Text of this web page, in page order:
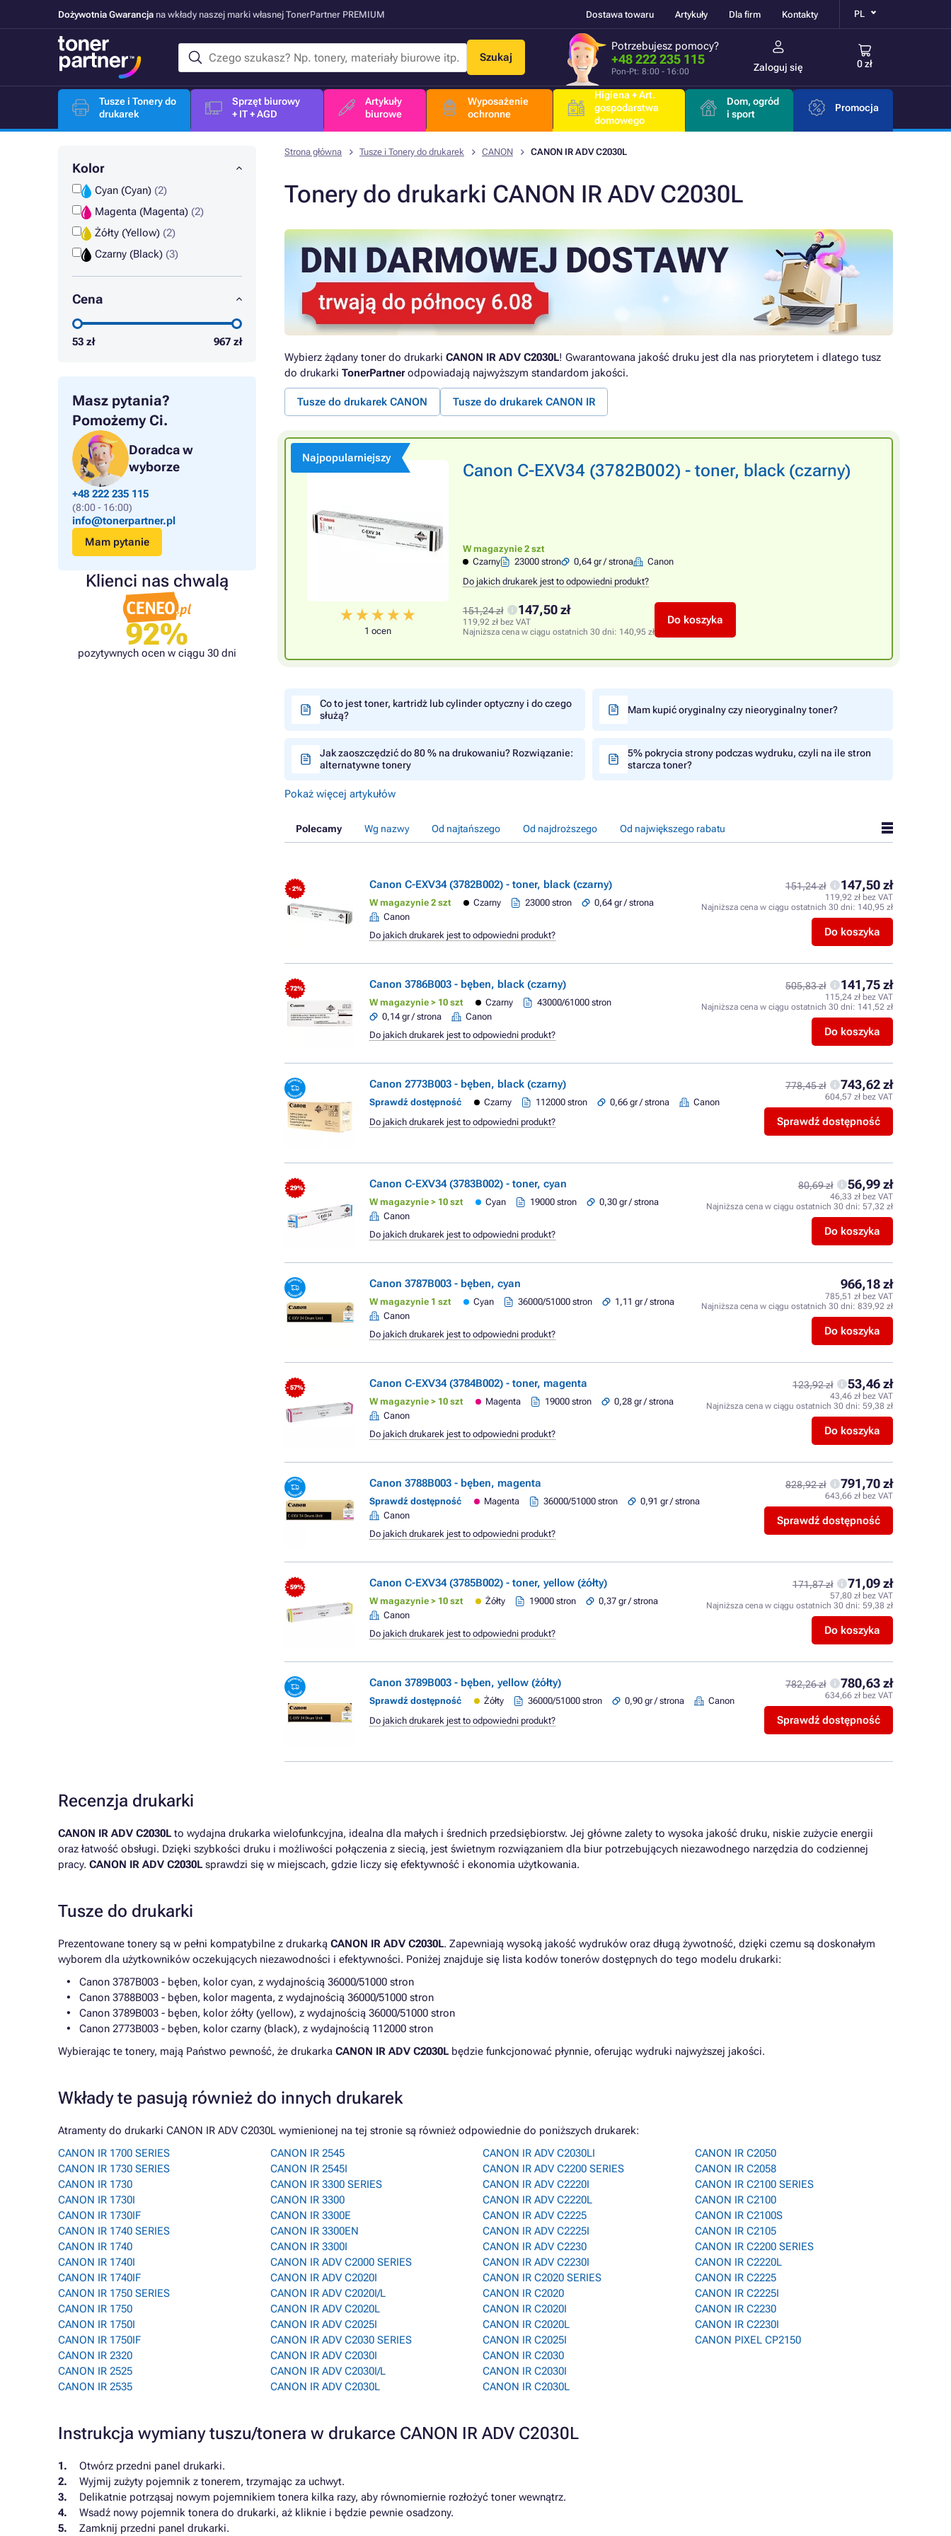
Dożywotnia Gwarancja na wkłady naszej marki własnej TonerPartner PREMIUM Dostawa towaru Artykuły Dla firm Kontakty PL
Szukaj
Potrzebujesz pomocy?
+48 222 235 115
Pon-Pt: 8:00 - 16:00 Zaloguj się 0 zł
Tusze i Tonery do
drukarek
Sprzęt biurowy
+ IT + AGD
Artykuły
biurowe
Wyposażenie
ochronne
Higiena + Art.
gospodarstwa
domowego
Dom, ogród
i sport
Promocja
Kolor
Cyan (Cyan) (2)
Magenta (Magenta) (2)
Żółty (Yellow) (2)
Czarny (Black) (3)
Cena
53 zł 967 zł
Masz pytania?
Pomożemy Ci.
Doradca w
wyborze
+48 222 235 115
(8:00 - 16:00)
info@tonerpartner.pl
Mam pytanie
Klienci nas chwalą
92%
pozytywnych ocen w ciągu 30 dni
Strona główna Tusze i Tonery do drukarek CANON CANON IR ADV C2030L
Tonery do drukarki CANON IR ADV C2030L
Wybierz żądany toner do drukarki CANON IR ADV C2030L! Gwarantowana jakość druku jest dla nas priorytetem i dlatego tusz
do drukarki TonerPartnerodpowiadają najwyższym standardom jakości.
Tusze do drukarek CANON Tusze do drukarek CANON IR
Najpopularniejszy
1 ocen
Canon C-EXV34 (3782B002) - toner, black (czarny)
W magazynie 2 szt
Czarny
23000 stron 0,64 gr / strona
Canon
Do jakich drukarek jest to odpowiedni produkt?
151,24 zł 147,50 zł
119,92 zł bez VAT
Najniższa cena w ciągu ostatnich 30 dni: 140,95 zł
Do koszyka
Co to jest toner, kartridż lub cylinder optyczny i do czego
służą?
Mam kupić oryginalny czy nieoryginalny toner?
Jak zaoszczędzić do 80 % na drukowaniu? Rozwiązanie:
alternatywne tonery
5% pokrycia strony podczas wydruku, czyli na ile stron
starcza toner?
Pokaż więcej artykułów
Polecamy Wg nazwy Od najtańszego Od najdroższego Od największego rabatu
- 2% Canon C-EXV34 (3782B002) - toner, black (czarny)
W magazynie 2 szt Czarny 23000 stron
0,64 gr / strona
Canon
151,24 zł 147,50 zł
119,92 zł bez VAT
Najniższa cena w ciągu ostatnich 30 dni: 140,95 zł
Do koszyka
Do jakich drukarek jest to odpowiedni produkt?
- 72% Canon 3786B003 - bęben, black (czarny)
W magazynie > 10 szt Czarny
43000/61000 stron
0,14 gr / strona
Canon
505,83 zł 141,75 zł
115,24 zł bez VAT
Najniższa cena w ciągu ostatnich 30 dni: 141,52 zł
Do koszyka
Do jakich drukarek jest to odpowiedni produkt?
Canon 2773B003 - bęben, black (czarny)
Sprawdź dostępność Czarny 112000 stron 0,66 gr / strona Canon
778,45 zł 743,62 zł
604,57 zł bez VAT
Sprawdź dostępność
Do jakich drukarek jest to odpowiedni produkt?
- 29% Canon C-EXV34 (3783B002) - toner, cyan
W magazynie > 10 szt Cyan 19000 stron
0,30 gr / strona
Canon
80,69 zł 56,99 zł
46,33 zł bez VAT
Najniższa cena w ciągu ostatnich 30 dni: 57,32 zł
Do koszyka
Do jakich drukarek jest to odpowiedni produkt?
Canon 3787B003 - bęben, cyan
W magazynie 1 szt Cyan 36000/51000 stron
1,11 gr / strona
Canon
966,18 zł
785,51 zł bez VAT
Najniższa cena w ciągu ostatnich 30 dni: 839,92 zł
Do koszyka
Do jakich drukarek jest to odpowiedni produkt?
- 57% Canon C-EXV34 (3784B002) - toner, magenta
W magazynie > 10 szt Magenta 19000 stron
0,28 gr / strona
Canon
123,92 zł 53,46 zł
43,46 zł bez VAT
Najniższa cena w ciągu ostatnich 30 dni: 59,38 zł
Do koszyka
Do jakich drukarek jest to odpowiedni produkt?
Canon 3788B003 - bęben, magenta
Sprawdź dostępność Magenta 36000/51000 stron
0,91 gr / strona
Canon
828,92 zł 791,70 zł
643,66 zł bez VAT
Sprawdź dostępność
Do jakich drukarek jest to odpowiedni produkt?
- 59% Canon C-EXV34 (3785B002) - toner, yellow (żółty)
W magazynie > 10 szt Żółty 19000 stron
0,37 gr / strona
Canon
171,87 zł 71,09 zł
57,80 zł bez VAT
Najniższa cena w ciągu ostatnich 30 dni: 59,38 zł
Do koszyka
Do jakich drukarek jest to odpowiedni produkt?
Canon 3789B003 - bęben, yellow (żółty)
Sprawdź dostępność Żółty 36000/51000 stron 0,90 gr / strona Canon
782,26 zł 780,63 zł
634,66 zł bez VAT
Sprawdź dostępność
Do jakich drukarek jest to odpowiedni produkt?
Recenzja drukarki
CANON IR ADV C2030L to wydajna drukarka wielofunkcyjna, idealna dla małych i średnich przedsiębiorstw. Jej główne zalety to wysoka jakość druku, niskie zużycie energii
oraz łatwość obsługi. Dzięki szybkości druku i możliwości połączenia z siecią, jest świetnym rozwiązaniem dla biur potrzebujących niezawodnego narzędzia do codziennej
pracy. CANON IR ADV C2030L sprawdzi się w miejscach, gdzie liczy się efektywność i ekonomia użytkowania.
Tusze do drukarki
Prezentowane tonery są w pełni kompatybilne z drukarką CANON IR ADV C2030L. Zapewniają wysoką jakość wydruków oraz długą żywotność, dzięki czemu są doskonałym
wyborem dla użytkowników oczekujących niezawodności i efektywności. Poniżej znajduje się lista kodów tonerów dostępnych do tego modelu drukarki:
Canon 3787B003 - bęben, kolor cyan, z wydajnością 36000/51000 stron
Canon 3788B003 - bęben, kolor magenta, z wydajnością 36000/51000 stron
Canon 3789B003 - bęben, kolor żółty (yellow), z wydajnością 36000/51000 stron
Canon 2773B003 - bęben, kolor czarny (black), z wydajnością 112000 stron
Wybierając te tonery, mają Państwo pewność, że drukarka CANON IR ADV C2030L będzie funkcjonować płynnie, oferując wydruki najwyższej jakości.
Wkłady te pasują również do innych drukarek
Atramenty do drukarki CANON IR ADV C2030L wymienionej na tej stronie są również odpowiednie do poniższych drukarek:
CANON IR 1700 SERIES
CANON IR 1730 SERIES
CANON IR 1730
CANON IR 1730I
CANON IR 1730IF
CANON IR 1740 SERIES
CANON IR 1740
CANON IR 1740I
CANON IR 1740IF
CANON IR 1750 SERIES
CANON IR 1750
CANON IR 1750I
CANON IR 1750IF
CANON IR 2320
CANON IR 2525
CANON IR 2535
CANON IR 2545
CANON IR 2545I
CANON IR 3300 SERIES
CANON IR 3300
CANON IR 3300E
CANON IR 3300EN
CANON IR 3300I
CANON IR ADV C2000 SERIES
CANON IR ADV C2020I
CANON IR ADV C2020I/L
CANON IR ADV C2020L
CANON IR ADV C2025I
CANON IR ADV C2030 SERIES
CANON IR ADV C2030I
CANON IR ADV C2030I/L
CANON IR ADV C2030L
CANON IR ADV C2030LI
CANON IR ADV C2200 SERIES
CANON IR ADV C2220I
CANON IR ADV C2220L
CANON IR ADV C2225
CANON IR ADV C2225I
CANON IR ADV C2230
CANON IR ADV C2230I
CANON IR C2020 SERIES
CANON IR C2020
CANON IR C2020I
CANON IR C2020L
CANON IR C2025I
CANON IR C2030
CANON IR C2030I
CANON IR C2030L
CANON IR C2050
CANON IR C2058
CANON IR C2100 SERIES
CANON IR C2100
CANON IR C2100S
CANON IR C2105
CANON IR C2200 SERIES
CANON IR C2220L
CANON IR C2225
CANON IR C2225I
CANON IR C2230
CANON IR C2230I
CANON PIXEL CP2150
Instrukcja wymiany tuszu/tonera w drukarce CANON IR ADV C2030L
Otwórz przedni panel drukarki.
Wyjmij zużyty pojemnik z tonerem, trzymając za uchwyt.
Delikatnie potrząsaj nowym pojemnikiem tonera kilka razy, aby równomiernie rozłożyć toner wewnątrz.
Wsadź nowy pojemnik tonera do drukarki, aż kliknie i będzie pewnie osadzony.
Zamknij przedni panel drukarki.